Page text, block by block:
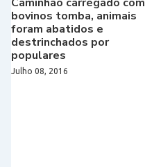
bovinos tomba, animais
foram abatidos e
destrinchados por
populares
Julho 08, 2016